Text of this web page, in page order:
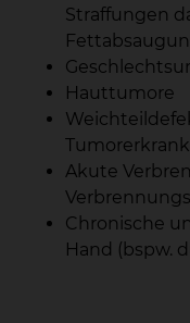
Straffungen
Hauttumore
Akute
Chronische
Hand (bspw.